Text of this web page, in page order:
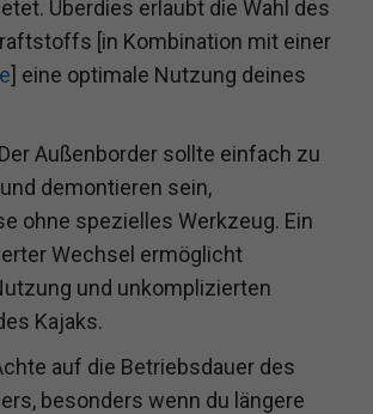
Überdies erlaubt die Wahl des
[in Kombination mit einer
] eine optimale Nutzung deines
Der Außenborder sollte einfach zu
demontieren sein,
ohne spezielles Werkzeug. Ein
Wechsel ermöglicht
und unkomplizierten
Kajaks.
auf die Betriebsdauer des
besonders wenn du längere